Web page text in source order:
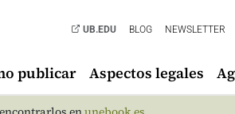
UB.EDU BLOG NEWSLETTER
publicar Aspectos legales